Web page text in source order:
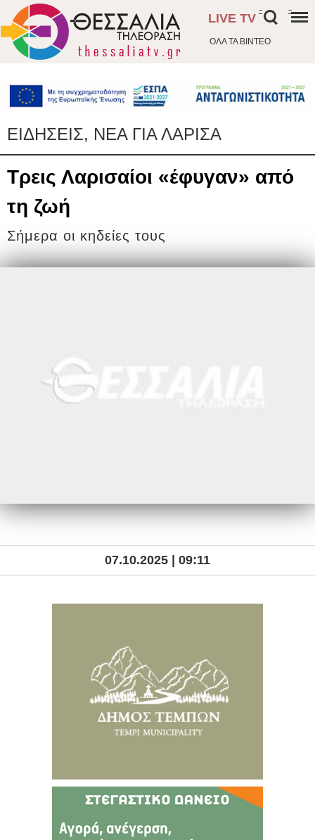
ΟΛΑ ΤΑ ΒΙΝΤΕΟ
LIVE TV
- -
ΕΙΔΗΣΕΙΣ, ΝΕΑ ΓΙΑ ΛΑΡΙΣΑ
Τρεις Λαρισαίοι «έφυγαν» από
τη ζωή
Σήμερα οι κηδείες τους
07.10.2025 | 09:11